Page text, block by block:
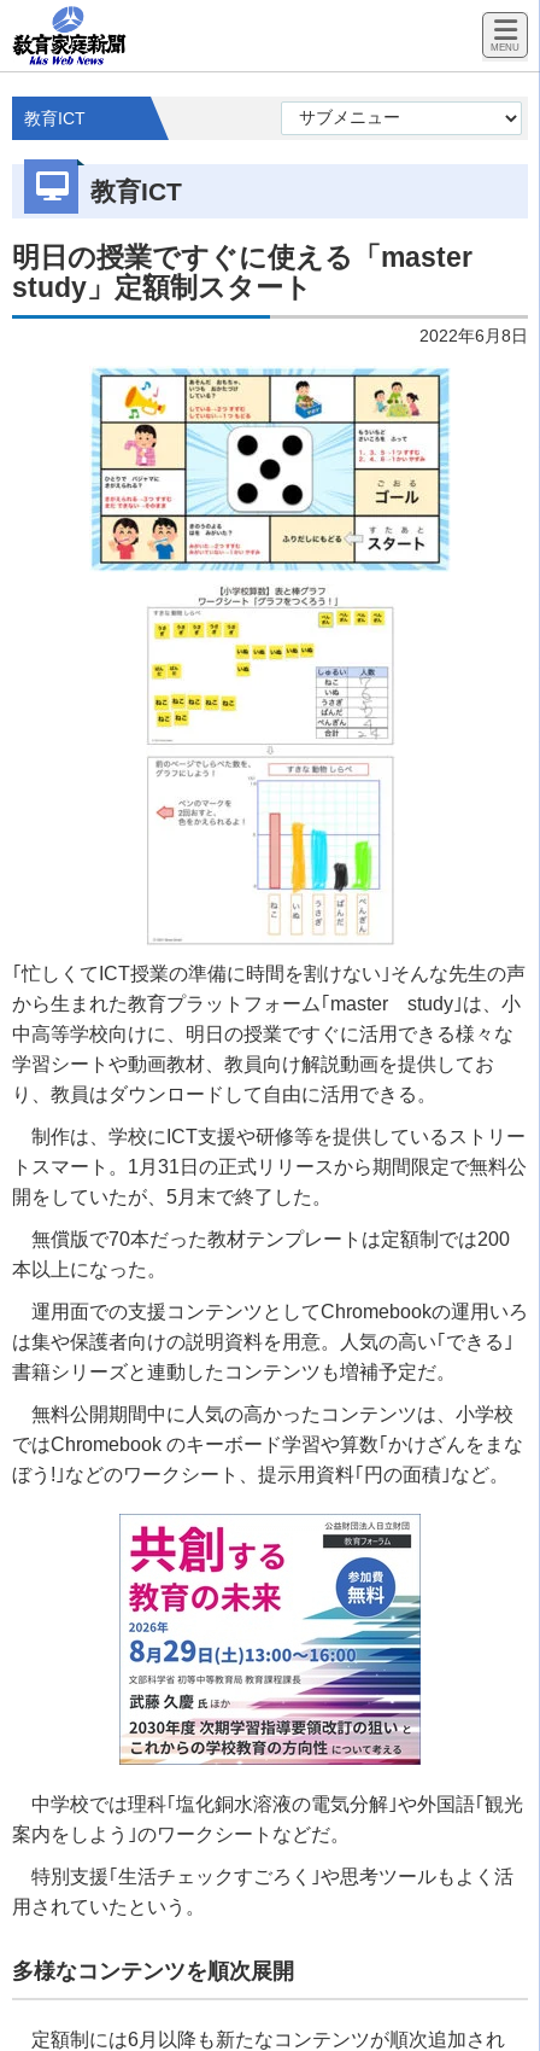
教育ICT
教育ICT
明日の授業ですぐに使える「master
study」定額制スタート
2022年6月8日
｢忙しくて ICT授業の準備に時間を割けない｣そんな先生の声
から生まれた教育プラットフォーム｢ master study ｣は、小
中高等学校向けに、明日の授業ですぐに活用できる様々な
学習シートや動画教材、教員向け解説動画を提供してお
り、教員はダウンロードして自由に活用できる。
制作は、学校に ICT支援や研修等を提供しているストリー
トスマート。 1 月 31 日の正式リリースから期間限定で無料公
開をしていたが、 5月末で終了した。
無償版で70本だった教材テンプレートは定額制では200
本以上になった。
運用面での支援コンテンツとしてChromebookの運用いろ
は集や保護者向けの説明資料を用意。人気の高い｢できる｣
書籍シリーズと連動したコンテンツも増補予定だ。
無料公開期間中に人気の高かったコンテンツは、小学校
ではChromebook のキーボード学習や算数｢かけざんをまな
ぼう ! ｣などのワークシート、提示用資料｢円の面積｣など。
中学校では理科｢塩化銅水溶液の電気分解｣や外国語｢観光
案内をしよう｣のワークシートなどだ。
特別支援｢生活チェックすごろく｣や思考ツールもよく活
用されていたという。
多様なコンテンツを順次展開
定額制には6月以降も新たなコンテンツが順次追加され